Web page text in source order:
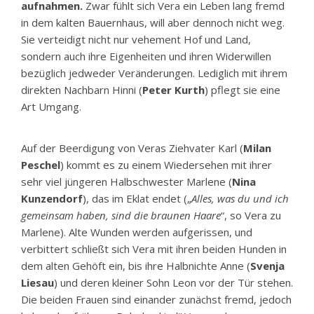
aufnahmen. Zwar fühlt sich Vera ein Leben lang fremd
in dem kalten Bauernhaus, will aber dennoch nicht weg.
Sie verteidigt nicht nur vehement Hof und Land,
sondern auch ihre Eigenheiten und ihren Widerwillen
bezüglich jedweder Veränderungen. Lediglich mit ihrem
direkten Nachbarn Hinni (Peter Kurth) pflegt sie eine
Art Umgang.
Auf der Beerdigung von Veras Ziehvater Karl (Milan
Peschel) kommt es zu einem Wiedersehen mit ihrer
sehr viel jüngeren Halbschwester Marlene (Nina
Kunzendorf), das im Eklat endet („Alles, was du und ich
gemeinsam haben, sind die braunen Haare“, so Vera zu
Marlene). Alte Wunden werden aufgerissen, und
verbittert schließt sich Vera mit ihren beiden Hunden in
dem alten Gehöft ein, bis ihre Halbnichte Anne (Svenja
Liesau) und deren kleiner Sohn Leon vor der Tür stehen.
Die beiden Frauen sind einander zunächst fremd, jedoch